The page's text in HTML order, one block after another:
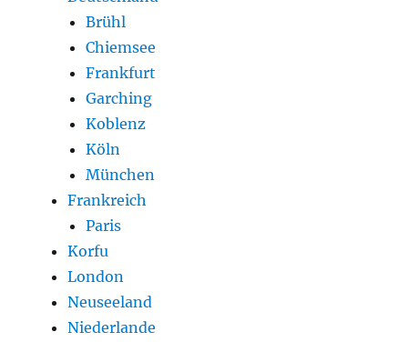
Brühl
Chiemsee
Frankfurt
Garching
Koblenz
Köln
München
Frankreich
Paris
Korfu
London
Neuseeland
Niederlande